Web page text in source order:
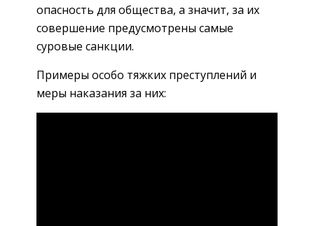
опасность для общества, а значит, за их
совершение предусмотрены самые
суровые санкции.
Примеры особо тяжких преступлений и
меры наказания за них: